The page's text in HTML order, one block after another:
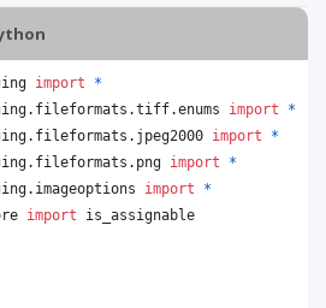
import
*
. fileformats .tiff.enums import
*
. fileformats . jpeg2000 import
*
. fileformats . png import
*
. imageoptions import
*
import
is_assignable